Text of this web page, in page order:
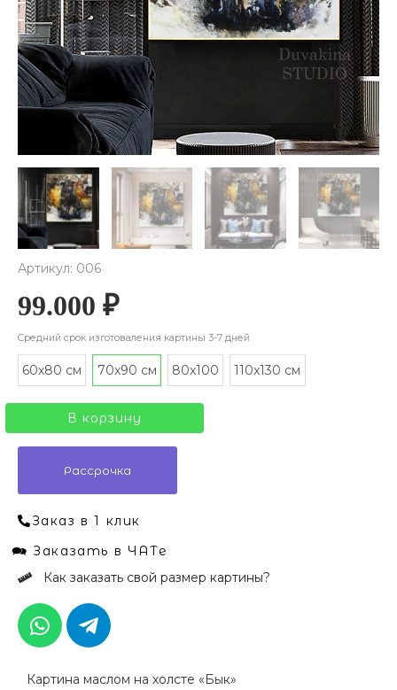
Артикул: 006
99.000 ₽
Cредний срок изготоваления картины 3-7 дней
60х80 см 70x90 см 80x100 110x130 см
В корзину
Рассрочка
Заказ в 1 клик
🗪 Заказать в ЧАТе
Как заказать свой размер картины?
W
h
a
t
T
e
l
e
Картина маслом на холсте «Бык»